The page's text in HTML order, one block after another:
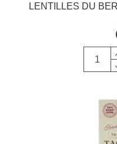
LENTILLES DU